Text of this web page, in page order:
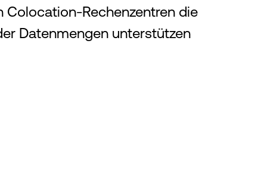
Colocation-Rechenzentren die
Datenmengen unterstützen